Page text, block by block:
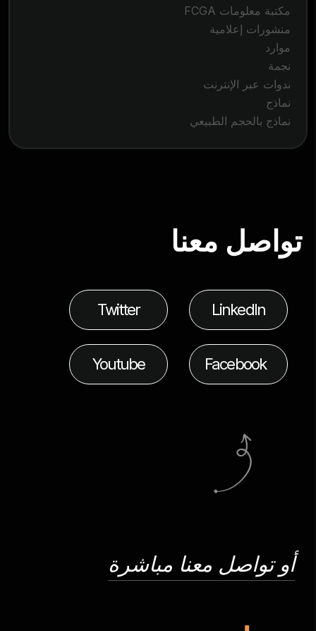
مكتبة معلومات FCGA
منشورات إعلامية
موارد
نجمة
ندوات عبر الإنترنت
نماذج
نماذج بالحجم الطبيعي
تواصل معنا
LinkedIn
Twitter
Facebook
Youtube
أو تواصل معنا مباشرة